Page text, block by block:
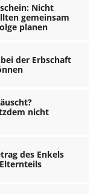
Nicht
gemeinsam
planen
der Erbschaft
nicht
des Enkels